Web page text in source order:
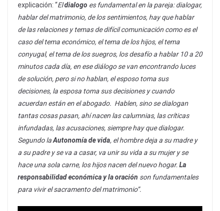
explicación: “Eldialogo es fundamental en la pareja: dialogar,
hablar del matrimonio, de los sentimientos, hay que hablar
de las relaciones y temas de difícil comunicación como es el
caso del tema económico, el tema de los hijos, el tema
conyugal, el tema de los suegros, los desafío a hablar 10 a 20
minutos cada día, en ese diálogo se van encontrando luces
de solución, pero si no hablan, el esposo toma sus
decisiones, la esposa toma sus decisiones y cuando
acuerdan están en el abogado. Hablen, sino se dialogan
tantas cosas pasan, ahí nacen las calumnias, las críticas
infundadas, las acusaciones, siempre hay que dialogar.
Segundo laAutonomía de vida, el hombre deja a su madre y
a su padre y se va a casar, va unir su vida a su mujer y se
hace una sola carne, los hijos nacen del nuevo hogar. La
responsabilidad económica y la oración son fundamentales
para vivir el sacramento del matrimonio”.